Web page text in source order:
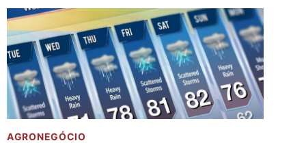
AGRONEGÓCIO